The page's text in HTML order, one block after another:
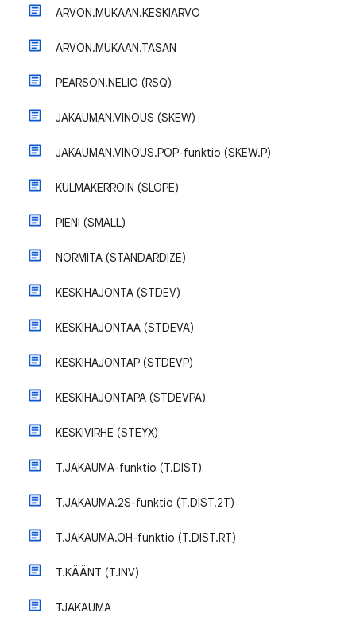
ARVON.MUKAAN.KESKIARVO
ARVON.MUKAAN.TASAN
PEARSON.NELIÖ (RSQ)
JAKAUMAN.VINOUS (SKEW)
JAKAUMAN.VINOUS.POP-funktio (SKEW.P)
KULMAKERROIN (SLOPE)
PIENI (SMALL)
NORMITA (STANDARDIZE)
KESKIHAJONTA (STDEV)
KESKIHAJONTAA (STDEVA)
KESKIHAJONTAP (STDEVP)
KESKIHAJONTAPA (STDEVPA)
KESKIVIRHE (STEYX)
T.JAKAUMA-funktio (T.DIST)
T.JAKAUMA.2S-funktio (T.DIST.2T)
T.JAKAUMA.OH-funktio (T.DIST.RT)
T.KÄÄNT (T.INV)
TJAKAUMA